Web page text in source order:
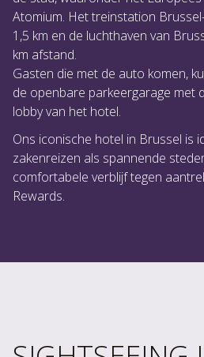
Atomium. Het treinstation
1,5 km en de luchthaven van
km afstand.
Gasten die met de auto komen,
de openbare parkeergarage met
lobby van het hotel.
Ons iconische hotel in Brussel is
zakenreizen als spannende
comfortabele verblijf tegen
Rewards.